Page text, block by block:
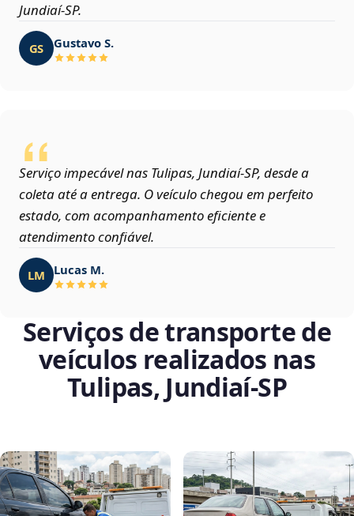
Jundiaí‑SP.
GS Gustavo S.
Serviço impecável nas Tulipas, Jundiaí‑SP, desde a
coleta até a entrega. O veículo chegou em perfeito
estado, com acompanhamento eficiente e
atendimento confiável.
LM Lucas M.
Serviços de transporte de
veículos realizados nas
Tulipas, Jundiaí‑SP